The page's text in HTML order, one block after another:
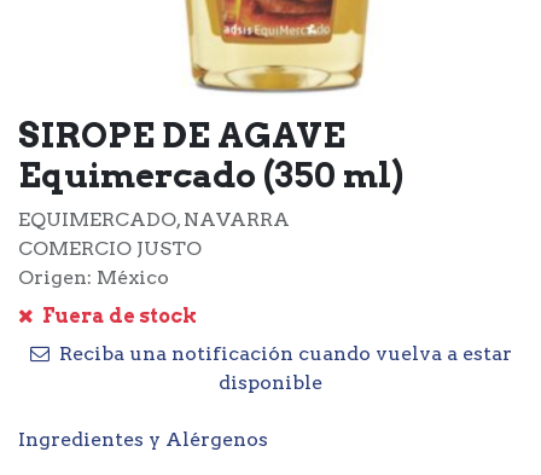
SIROPE DE AGAVE
Equimercado (350 ml)
EQUIMERCADO, NAVARRA
COMERCIO JUSTO
Origen: México
Fuera de stock
Reciba una notificación cuando vuelva a estar
disponible
Ingredientes y Alérgenos